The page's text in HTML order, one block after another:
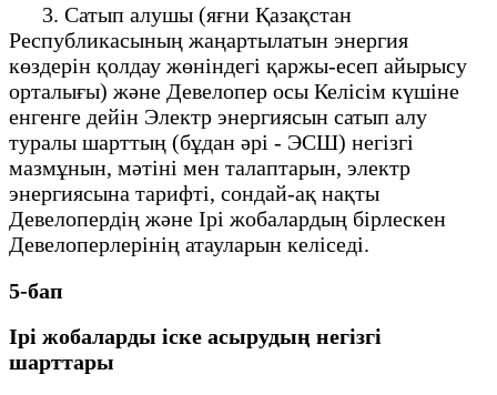
3. Сатып алушы (яғни Қазақстан
Республикасының жаңартылатын энергия
көздерін қолдау жөніндегі қаржы-есеп айырысу
орталығы) және Девелопер осы Келісім күшіне
енгенге дейін Электр энергиясын сатып алу
туралы шарттың (бұдан әрі - ЭСШ) негізгі
мазмұнын, мәтіні мен талаптарын, электр
энергиясына тарифті, сондай-ақ нақты
Девелопердің және Ірі жобалардың бірлескен
Девелоперлерінің атауларын келіседі.
5-бап
Ірі жобаларды іске асырудың негізгі
шарттары